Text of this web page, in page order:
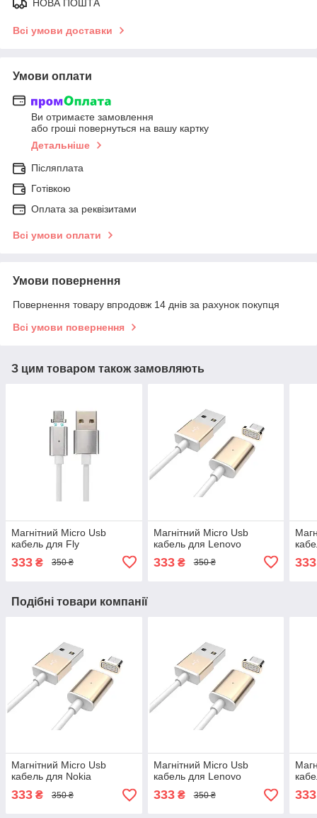
НОВА ПОШТА
Всі умови доставки
Умови оплати
Ви отримаєте замовлення
або гроші повернуться на вашу картку
Детальніше
Післяплата
Готівкою
Оплата за реквізитами
Всі умови оплати
Умови повернення
Повернення товару впродовж 14 днів за рахунок покупця
Всі умови повернення
З цим товаром також замовляють
Магнітний Micro Usb
кабель для Fly
333 ₴ 350 ₴
Магнітний Micro Usb
кабель для Lenovo
333₴ 350 ₴ 333
Подібні товари компанії
Магнітний Micro Usb
кабель для Nokia
333 ₴ 350 ₴
Магнітний Micro Usb
кабель для Lenovo
333₴ 350 ₴ 333